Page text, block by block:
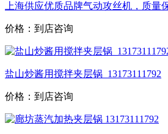
上海供应优质品牌气动攻丝机，质量
价格：到店咨询
盐山炒酱用搅拌夹层锅_13173111792
价格：到店咨询